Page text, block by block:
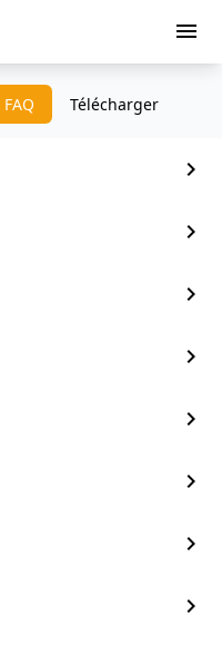
menu
FAQ Télécharger
chevron_right
chevron_right
chevron_right
chevron_right
chevron_right
chevron_right
chevron_right
chevron_right